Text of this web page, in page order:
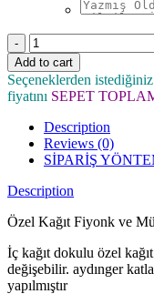
Quantity
Add to cart
Seçeneklerden
fiyatını SEPET
Description
Reviews (0)
SİPARİŞ
Description
Özel Kağıt Fiyonk ve
İç kağıt dokulu özel
değişebilir. aydınger
yapılmıştır